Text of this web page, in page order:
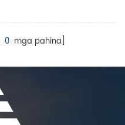
0 mga pahina]